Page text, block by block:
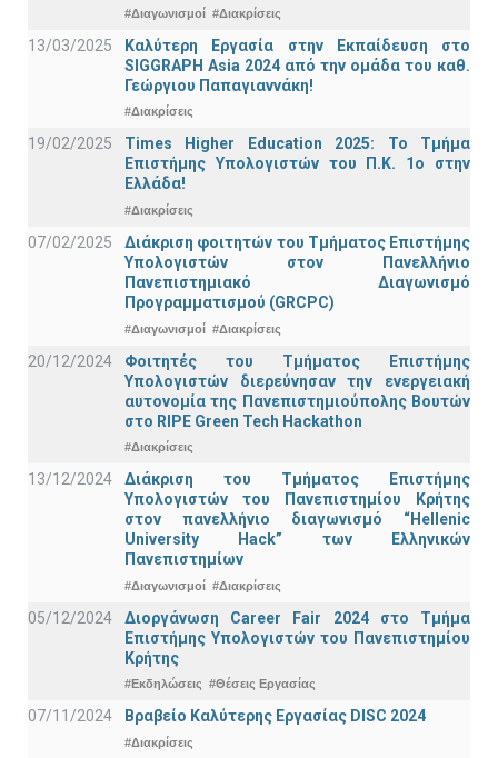
#Διαγωνισμοί #Διακρίσεις
13/03/2025
Καλύτερη Εργασία στην Εκπαίδευση στο
SIGGRAPH Asia 2024 από την ομάδα του καθ.
Γεώργιου Παπαγιαννάκη!
#Διακρίσεις
19/02/2025
Times Higher Education 2025: Το Τμήμα
Επιστήμης Υπολογιστών του Π.Κ. 1ο στην
Ελλάδα!
#Διακρίσεις
07/02/2025
Διάκριση φοιτητών του Τμήματος Επιστήμης
Υπολογιστών στον Πανελλήνιο
Πανεπιστημιακό Διαγωνισμό
Προγραμματισμού (GRCPC)
#Διαγωνισμοί #Διακρίσεις
20/12/2024
Φοιτητές του Τμήματος Επιστήμης
Υπολογιστών διερεύνησαν την ενεργειακή
αυτονομία της Πανεπιστημιούπολης Βουτών
στο RIPE Green Tech Hackathon
#Διακρίσεις
13/12/2024
Διάκριση του Τμήματος Επιστήμης
Υπολογιστών του Πανεπιστημίου Κρήτης
στον πανελλήνιο διαγωνισμό “Hellenic
University Hack” των Ελληνικών
Πανεπιστημίων
#Διαγωνισμοί #Διακρίσεις
05/12/2024
Διοργάνωση Career Fair 2024 στο Τμήμα
Επιστήμης Υπολογιστών του Πανεπιστημίου
Κρήτης
#Εκδηλώσεις #Θέσεις Εργασίας
07/11/2024 Βραβείο Καλύτερης Εργασίας DISC 2024
#Διακρίσεις